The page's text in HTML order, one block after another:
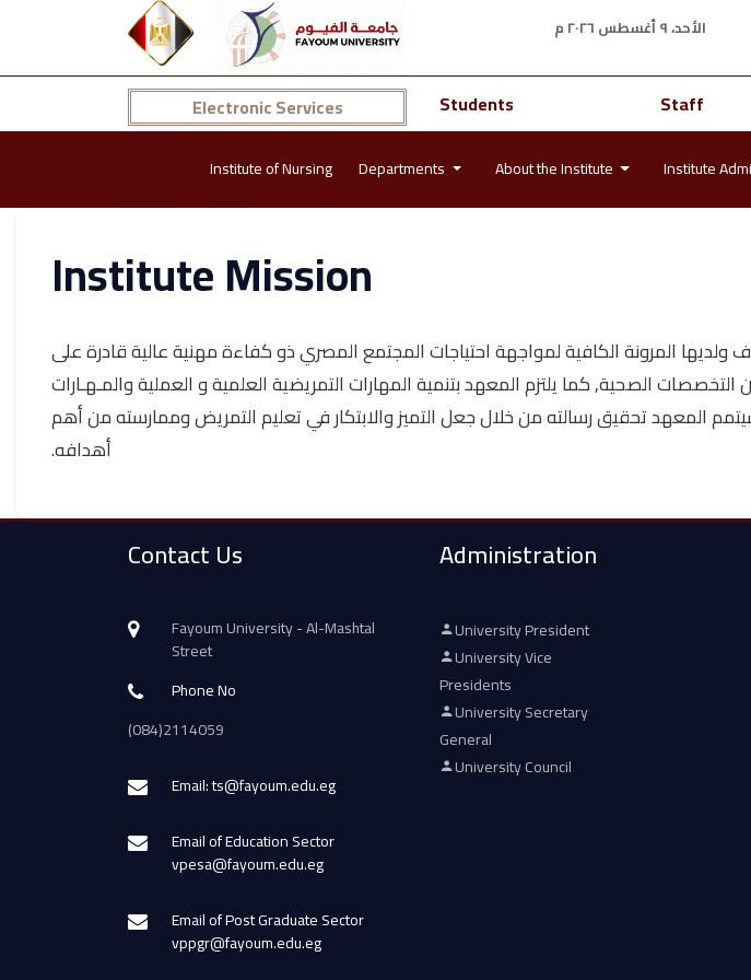
الأحد، ٩ أغسطس ٢٠٢٦ م
Electronic Services Students Staff
Institute of Nursing Departments About the Institute Institute
Institute Mission
المرونة الكافية لمواجهة احتياجات المجتمع المصري ذو كفاءة مهنية عالية قادرة على
الصحية, كما يلتزم المعهد بتنمية المهارات التمريضية العلمية و العملية والمـهـارات
المعهد تحقيق رسالته من خلال جعل التميز والابتكار في تعليم التمريض وممارسته من أهم
أهدافه.
Contact Us
Fayoum University - Al-Mashtal
Street
Phone No
(084)2114059
Email: ts@fayoum.edu.eg
Email of Education Sector
vpesa@fayoum.edu.eg
Email of Post Graduate Sector
vppgr@fayoum.edu.eg
Administration
University President
University Vice
Presidents
University Secretary
General
University Council